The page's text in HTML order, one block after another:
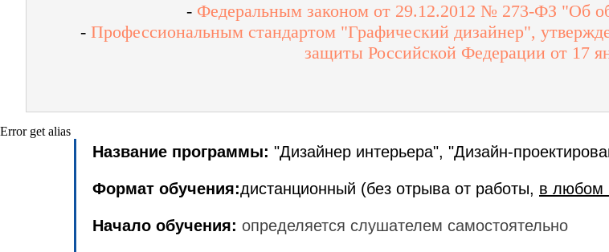
- Федеральным законом от 29.12.2012 № 273-ФЗ "Об
- Профессиональным стандартом "Графический дизайнер",
защиты Российской Федерации от 17
Error get alias
Название программы: "Дизайнер интерьера", "Дизайн-
Формат обучения:дистанционный (без отрыва от работы, в любом
Начало обучения: определяется слушателем самостоятельно